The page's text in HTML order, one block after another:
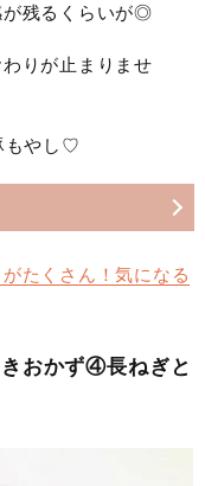
が残るくらいが◎
りが止まりませ
もやし♡
たくさん！気になる
きおかず④長ねぎと